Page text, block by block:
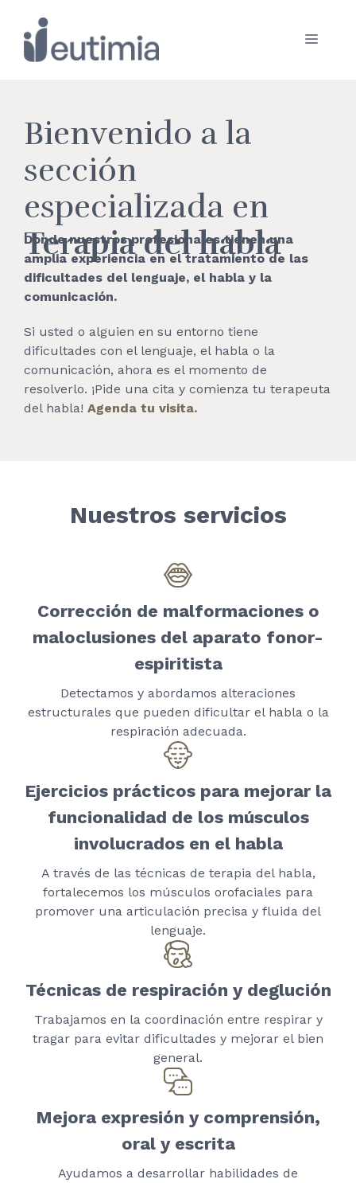
contenido
Menú
Bienvenido a la
sección
especializada en
Terapia del habla
Donde nuestros profesionales tienen una
amplia experiencia en el tratamiento de las
dificultades del lenguaje, el habla y la
comunicación.
Si usted o alguien en su entorno tiene
dificultades con el lenguaje, el habla o la
comunicación, ahora es el momento de
resolverlo. ¡Pide una cita y comienza tu terapeuta
del habla! Agenda tu visita.
Nuestros servicios
Corrección de malformaciones o
maloclusiones del aparato fonor-
espiritista
Detectamos y abordamos alteraciones
estructurales que pueden dificultar el habla o la
respiración adecuada.
Ejercicios prácticos para mejorar la
funcionalidad de los músculos
involucrados en el habla
A través de las técnicas de terapia del habla,
fortalecemos los músculos orofaciales para
promover una articulación precisa y fluida del
lenguaje.
Técnicas de respiración y deglución
Trabajamos en la coordinación entre respirar y
tragar para evitar dificultades y mejorar el bien
general.
Mejora expresión y comprensión,
oral y escrita
Ayudamos a desarrollar habilidades de